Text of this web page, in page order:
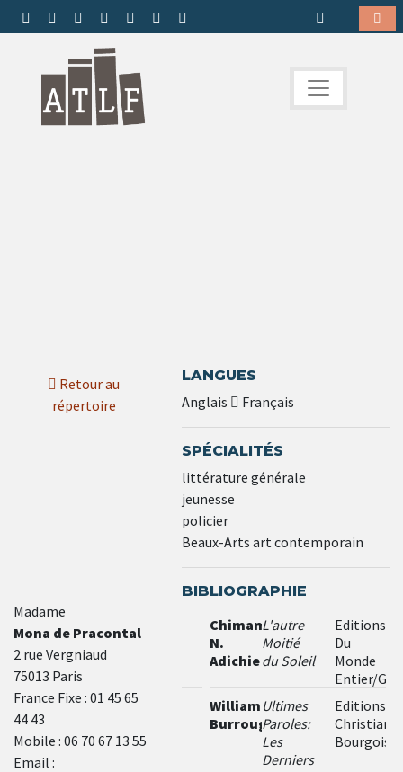
Retour au
répertoire
Madame
Mona de Pracontal
2 rue Vergniaud
75013 Paris
France Fixe : 01 45 65
44 43
Mobile : 06 70 67 13 55
Email :
LANGUES
Anglais Français
SPÉCIALITÉS
littérature générale
jeunesse
policier
Beaux-Arts art contemporain
BIBLIOGRAPHIE
Chimamanda
N.
Adichie
L'autre
Moitié
du Soleil
Editions
Du
Monde
Entier/
Baudelaire
2009
William
Burroughs
Ultimes
Paroles:
Les
Derniers
Editions
Christian
Bourgois